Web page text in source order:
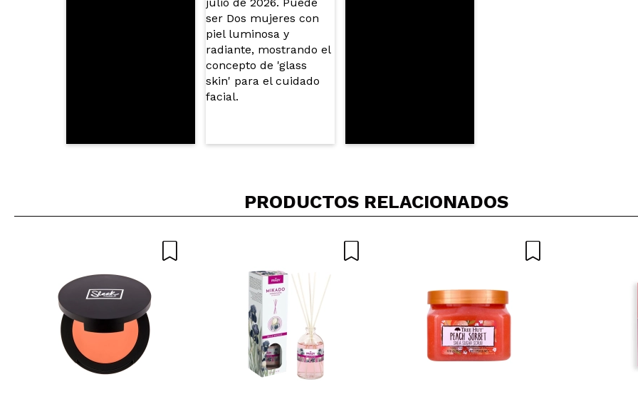
|Hace 1 año
juana
Perooooo este me ha sorprendido ya he terminado eata caja y ya me ha
tocadas me noto alguna mejoría ahí pero donde más lo he notado ha sido en
colágeno se me ha detenido la caída que tenía y el cabellos eata más fuerte e
encantada
Probaré más productos de eata marca sin duda
¿Recomendarías su compra?
Opinión verificada Hace 1 año
PRODUCTOS RELACIONADOS